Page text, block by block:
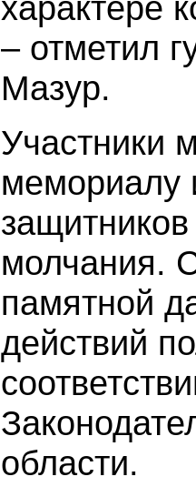
– отметил
Мазур.
Участники
мемориалу
молчания.
памятной
действий
области.